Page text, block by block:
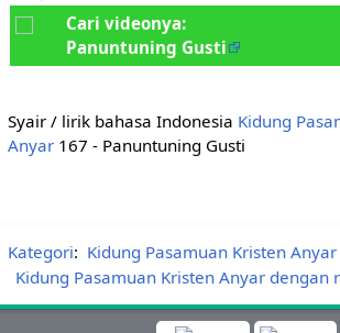
Cari videonya:
Panuntuning Gusti
Syair / lirik bahasa Indonesia Kidung
Anyar167 - Panuntuning Gusti
Kategori: Kidung Pasamuan Kristen Anyar
Kidung Pasamuan Kristen Anyar dengan